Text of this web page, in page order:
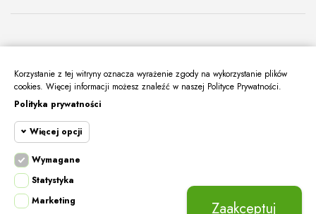
O Nas
Informacje
Moje Konto
Kontakt
Korzystanie z tej witryny oznacza wyrażenie zgody na wykorzystanie plików
cookies. Więcej informacji możesz znaleźć w naszej Polityce Prywatności.
Polityka prywatności
Więcej opcji
Wymagane
Wymagane pliki cookie oraz cookie HttpOnly.
Pliki cookie wymagane do przeglądania witryny
Cookie
Wymagane
Statystyka
Marketing
Zaakceptuj